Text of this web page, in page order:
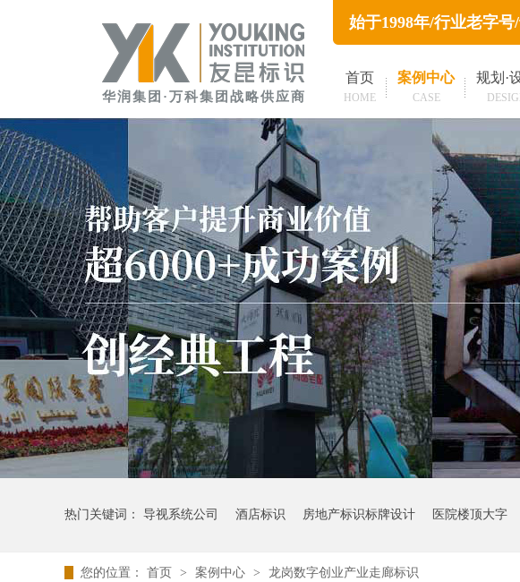
华润集团·万科集团战略供应商
始于1998年/行业老字
首页
HOME
案例中心
CASE
规划·
热门关键词： 导视系统公司 酒店标识 房地产标识标牌设计 医院楼顶大字
您的位置： 首页 > 案例中心 > 龙岗数字创业产业走廊标识